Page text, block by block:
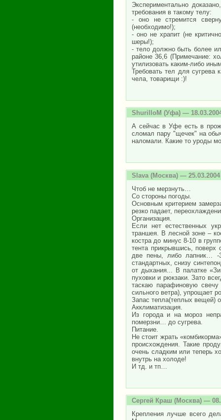
Экспериментально
требования в такому телу:
- оно не стремится
(необходимо!);
- оно не храпит (не
шеры!);
- тело должно быть более
районе 36,6 (Примечание:
утилизовать каким-либо
Требовать тел для сугрева
чела, товарищи :)!
ShurilloM (Уфа) —
А сейчас в Уфе есть в
сломал пару "щечек" на
наломали. Какие то уроды
Slava (Москва) — 25.03.2004
Чтоб не мерзнуть…
Со стороны погоды.
Основным критерием
резко падает,
Организация.
Если нет естественных
траншея. В лесной зоне –
костра до минус 8-10 в
тента прикрывшись,
две пены, либо лапник… -
стандартных, снизу
от дыхания... В палатке
пуховки и рюкзаки. Зато
таскаю парафиновую
сильного ветра), упрощает
Запас тепла(теплых вещей)
Акклиматизация.
Из города и на мороз
померзни… до сугрева.
Питание.
Не стоит жрать
происхождения. Такие
очень сладким или теперь
внутрь на холоде!
И тд. и тп…
Сергей Краш (Москва) —
Крепления лучше всего